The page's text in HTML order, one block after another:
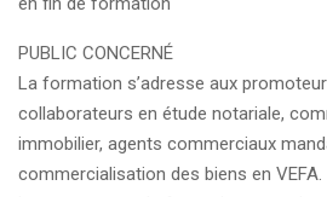
PUBLIC CONCERNÉ
La formation s’adresse aux
collaborateurs en étude notariale,
immobilier, agents commerciaux
commercialisation des biens en VEFA.